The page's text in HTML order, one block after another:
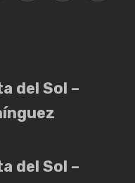
del Sol –
del Sol –